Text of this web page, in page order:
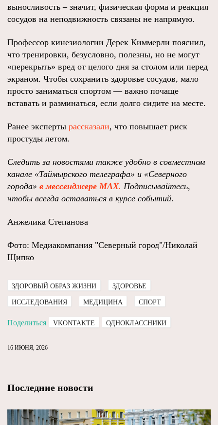
выносливость – значит, физическая форма и реакция
сосудов на неподвижность связаны не напрямую.
Профессор кинезиологии Дерек Киммерли пояснил,
что тренировки, безусловно, полезны, но не могут
«перекрыть» вред от целого дня за столом или перед
экраном. Чтобы сохранить здоровье сосудов, мало
просто заниматься спортом — важно почаще
вставать и разминаться, если долго сидите на месте.
Ранее эксперты рассказали, что повышает риск
простуды летом.
Следить за новостями также удобно в совместном
канале «Таймырского телеграфа» и «Северного
города» в мессенджере MAX. Подписывайтесь,
чтобы всегда оставаться в курсе событий.
Анжелика Степанова
Фото: Медиакомпания "Северный город"/Николай
Щипко
ЗДОРОВЫЙ ОБРАЗ ЖИЗНИ ЗДОРОВЬЕ
ИССЛЕДОВАНИЯ МЕДИЦИНА СПОРТ
Поделиться VKONTAKTE ОДНОКЛАССНИКИ
16 ИЮНЯ, 2026
Последние новости